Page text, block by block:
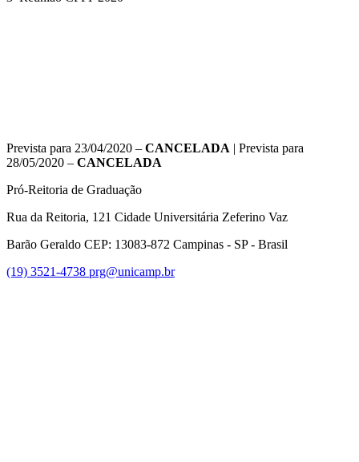
Prevista para 23/04/2020 – CANCELADA | Prevista para
28/05/2020 – CANCELADA
Pró-Reitoria de Graduação
Rua da Reitoria, 121 Cidade Universitária Zeferino Vaz
Barão Geraldo CEP: 13083-872 Campinas - SP - Brasil
(19) 3521-4738 prg@unicamp.br